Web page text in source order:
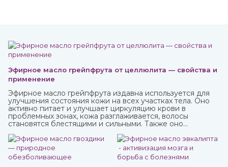
Эфирное масло грейпфрута от целлюлита — свойства и
применение
Эфирное масло грейпфрута издавна используется для
улучшения состояния кожи на всех участках тела. Оно
активно питает и улучшает циркуляцию крови в
проблемных зонах, кожа разглаживается, волосы
становятся блестящими и сильными. Также оно
жизненными силами.